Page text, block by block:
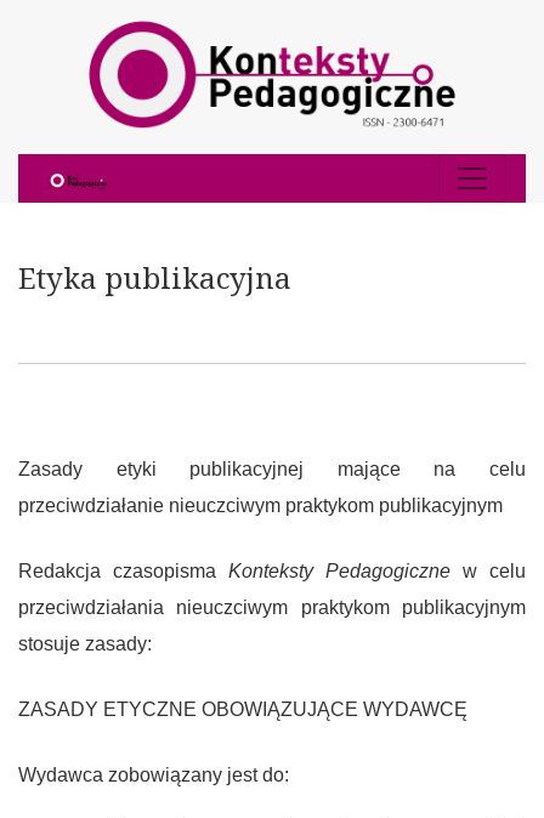
Etyka publikacyjna
Etyka publikacyjna
Zasady etyki publikacyjnej mające na celu
przeciwdziałanie nieuczciwym praktykom publikacyjnym
Redakcja czasopisma Konteksty Pedagogiczne w celu
przeciwdziałania nieuczciwym praktykom publikacyjnym
stosuje zasady:
ZASADY ETYCZNE OBOWIĄZUJĄCE WYDAWCĘ
Wydawca zobowiązany jest do: